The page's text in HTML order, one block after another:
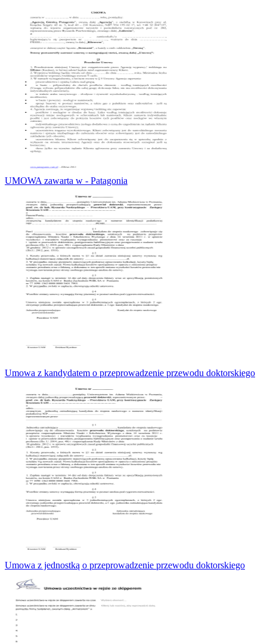
UMOWA zawarta w - Patagonia
Umowa z kandydatem o przeprowadzenie przewodu doktorskiego
Umowa z jednostką o przeprowadzenie przewodu doktorskiego